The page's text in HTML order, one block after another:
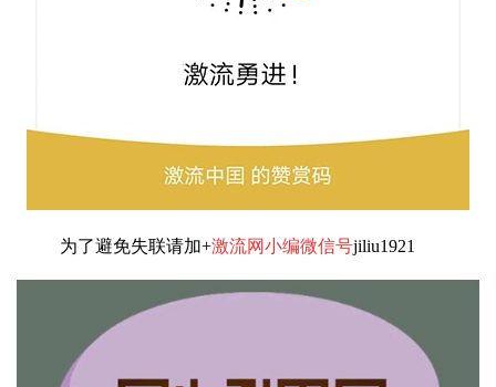
为了避免失联请加+激流网小编微信号jiliu1921